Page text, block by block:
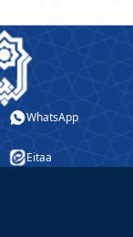
WhatsApp
Eitaa